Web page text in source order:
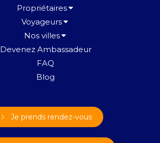
Propriétaires
Voyageurs
Nos villes
Devenez Ambassadeur
FAQ
Blog
Je prends rendez-vous